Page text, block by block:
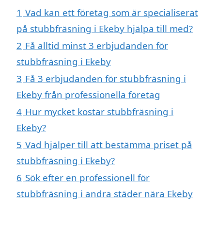
1 Vad kan ett företag som är specialiserat
på stubbfräsning i Ekeby hjälpa till med?
2 Få alltid minst 3 erbjudanden för
stubbfräsning i Ekeby
3 Få 3 erbjudanden för stubbfräsning i
Ekeby från professionella företag
4 Hur mycket kostar stubbfräsning i
Ekeby?
5 Vad hjälper till att bestämma priset på
stubbfräsning i Ekeby?
6 Sök efter en professionell för
stubbfräsning i andra städer nära Ekeby